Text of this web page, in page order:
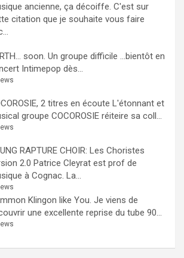
ancienne, ça décoiffe. C'est sur
citation que je souhaite vous faire
soon. Un groupe difficile ...bientôt en
Intimepop dès...
2 titres en écoute L'étonnant et
groupe COCOROSIE réiteire sa coll...
RAPTURE CHOIR: Les Choristes
2.0 Patrice Cleyrat est prof de
à Cognac. La...
Klingon like You. Je viens de
une excellente reprise du tube 90...